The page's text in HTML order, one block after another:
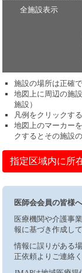
全施設表示
施設の場所は正確
地図上に周辺の施
施設）
凡例をクリックす
地図上のマーカー
クするとその施設
指定区域内に所
医師会会員の皆様
医療機関や介護事
報に基づき作成して
情報に誤りがある
正依頼よりご連絡く